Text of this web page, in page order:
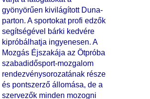
gyönyörűen kivilágított Duna-
parton. A sportokat profi edzők
segítségével bárki kedvére
kipróbálhatja ingyenesen. A
Mozgás Éjszakája az Ötpróba
szabadidősport-mozgalom
rendezvénysorozatának része
és pontszerző állomása, de a
szervezők minden mozogni